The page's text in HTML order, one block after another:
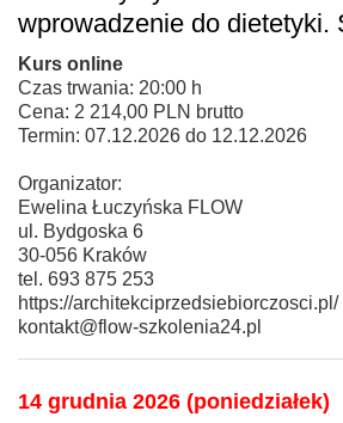
wprowadzenie do dietetyki.
Kurs online
Czas trwania: 20:00 h
Cena: 2 214,00 PLN brutto
Termin: 07.12.2026 do 12.12.2026
Organizator:
Ewelina Łuczyńska FLOW
ul. Bydgoska 6
30-056 Kraków
tel. 693 875 253
https://architekciprzedsiebiorczosci.pl/
kontakt@flow-szkolenia24.pl
14 grudnia 2026 (poniedziałek)